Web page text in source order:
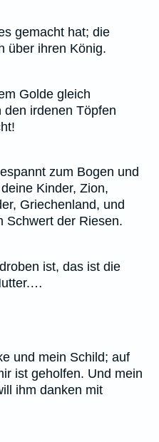
gemacht hat; die
über ihren König.
Golde gleich
irdenen Töpfen
zum Bogen und
Kinder, Zion,
Griechenland, und
Schwert der Riesen.
ist, das ist die
und mein Schild; auf
ist geholfen. Und mein
ihm danken mit